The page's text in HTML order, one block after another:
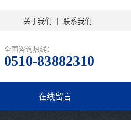
关于我们 | 联系我们
全国咨询热线：
0510-83882310
在线留言